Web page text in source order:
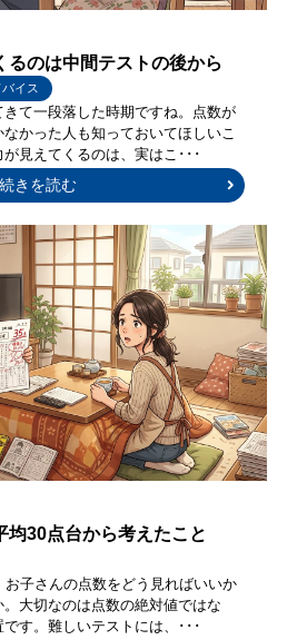
るのは中間テストの後から
て一段落した時期ですね。点数が
かった人も知っておいてほしいこ
見えてくるのは、実はこ･･･
イス
続きを読む
均30点台から考えたこと
子さんの点数をどう見ればいいか
大切なのは点数の絶対値ではな
す。難しいテストには、･･･